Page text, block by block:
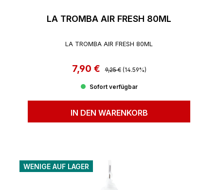
LA TROMBA AIR FRESH 80ML
LA TROMBA AIR FRESH 80ML
Verkaufspreis:
7,90 € Regulärer Preis:
9,25 € (14.59%)
Sofort verfügbar
IN DEN WARENKORB
WENIGE AUF LAGER